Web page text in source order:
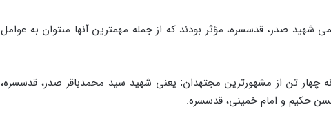
شهید صدر، قدس‏سره، مؤثر بودند که از جمله مهمترین آنها مى‏توان به عوامل
چهار تن از مشهورترین مجتهدان; یعنى شهید سید محمدباقر صدر، قدس‏سره،
حکیم و امام خمینى، قدس‏سره.